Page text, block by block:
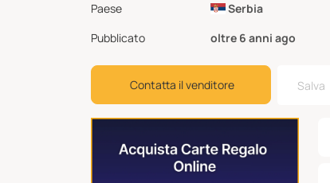
Paese
Serbia
Pubblicato
oltre 6 anni ago
Contatta il venditore Salva